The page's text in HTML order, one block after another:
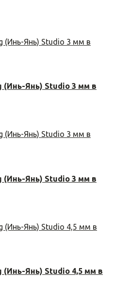
(Инь-Янь) Studio 3 мм в
(Инь-Янь) Studio 3 мм в
(Инь-Янь) Studio 4,5 мм в